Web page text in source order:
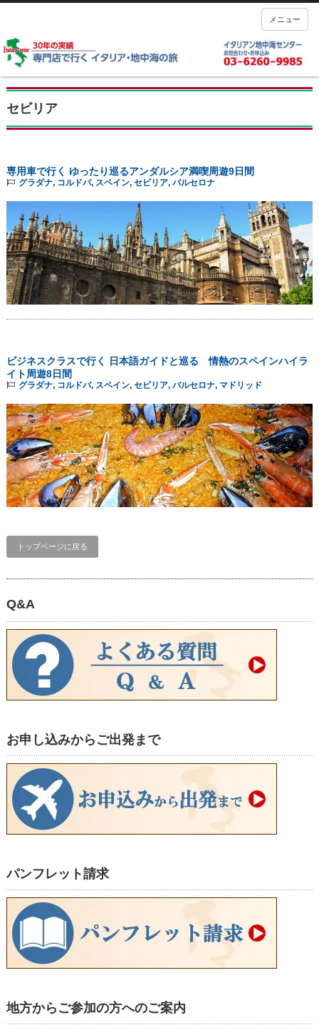
メニュー
セビリア
専用車で行く ゆったり巡るアンダルシア満喫周遊9日間
グラダナ, コルドバ, スペイン, セビリア, バルセロナ
ビジネスクラスで行く 日本語ガイドと巡る 情熱のスペインハイラ
イト周遊8日間
グラダナ, コルドバ, スペイン, セビリア, バルセロナ, マドリッド
トップページに戻る
Q&A
お申し込みからご出発まで
パンフレット請求
地方からご参加の方へのご案内